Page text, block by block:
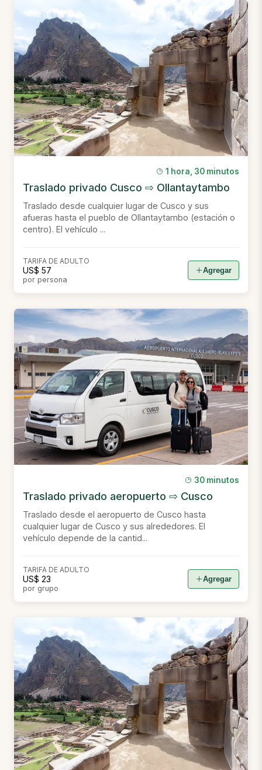
1 hora, 30 minutos
Traslado privado Cusco ⇨ Ollantaytambo
Traslado desde cualquier lugar de Cusco y sus
afueras hasta el pueblo de Ollantaytambo (estación o
centro). El vehículo ...
TARIFA DE ADULTO
US$ 57
por persona
Agregar
30 minutos
Traslado privado aeropuerto ⇨ Cusco
Traslado desde el aeropuerto de Cusco hasta
cualquier lugar de Cusco y sus alrededores. El
vehículo depende de la cantid...
TARIFA DE ADULTO
US$ 23
por grupo
Agregar